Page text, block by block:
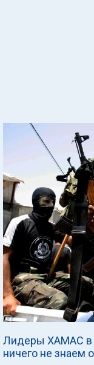
Лидеры ХАМАС в
ничего не знаем